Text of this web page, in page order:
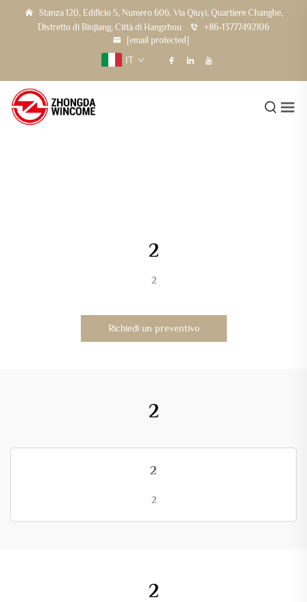
Stanza 120, Edificio 5, Numero 606, Via Qiuyi, Quartiere Changhe,
Distretto di Binjiang, Città di Hangzhou
+86-13777492106
[email protected]
IT
2
2
Richiedi un preventivo
2
2
2
2